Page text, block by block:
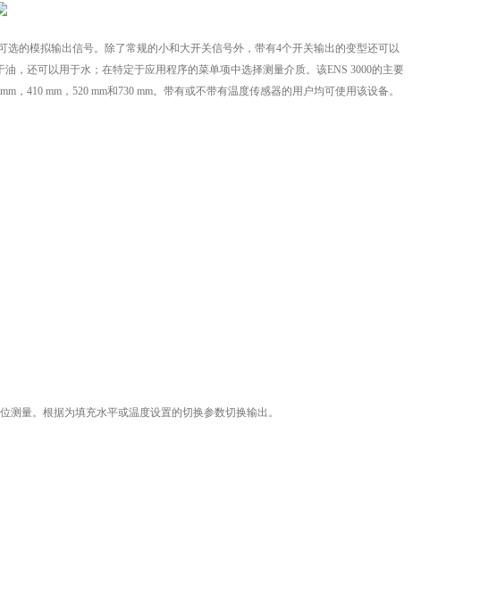
的模拟输出信号。除了常规的小和大开关信号外，带有4个开关输出的变型还可以
，还可以用于水；在特定于应用程序的菜单项中选择测量介质。该ENS 3000的主要
410 mm，520 mm和730 mm。带有或不带有温度传感器的用户均可使用该设备。
量。根据为填充水平或温度设置的切换参数切换输出。